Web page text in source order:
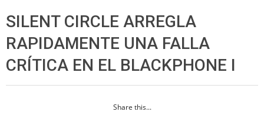
SILENT CIRCLE ARREGLA
RAPIDAMENTE UNA FALLA
CRÍTICA EN EL BLACKPHONE I
Share this...